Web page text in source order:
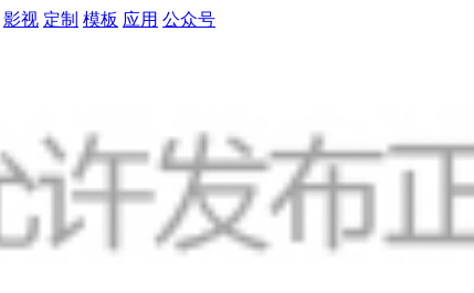
影视 定制 模板 应用 公众号